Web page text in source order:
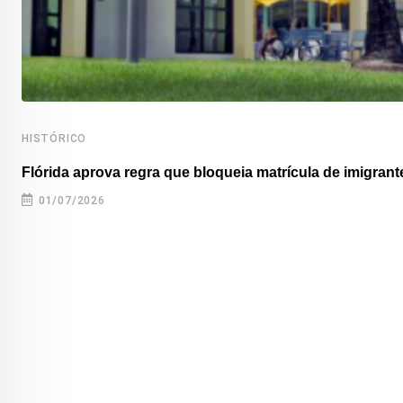
HISTÓRICO
Flórida aprova regra que bloqueia matrícula de
01/07/2026